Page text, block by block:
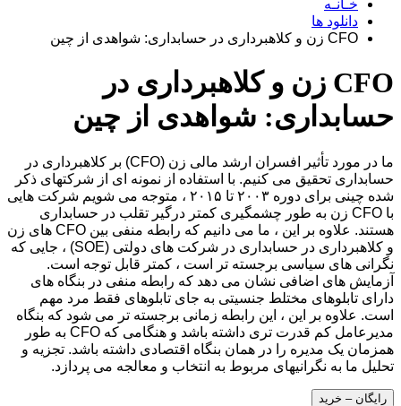
خـانـه
دانلود ها
CFO زن و کلاهبرداری در حسابداری: شواهدی از چین
CFO زن و کلاهبرداری در
حسابداری: شواهدی از چین
ما در مورد تأثیر افسران ارشد مالی زن (CFO) بر کلاهبرداری در
حسابداری تحقیق می کنیم. با استفاده از نمونه ای از شرکتهای ذکر
شده چینی برای دوره ۲۰۰۳ تا ۲۰۱۵ ، متوجه می شویم شرکت هایی
با CFO زن به طور چشمگیری کمتر درگیر تقلب در حسابداری
هستند. علاوه بر این ، ما می دانیم که رابطه منفی بین CFO های زن
و کلاهبرداری در حسابداری در شرکت های دولتی (SOE) ، جایی که
نگرانی های سیاسی برجسته تر است ، کمتر قابل توجه است.
آزمایش های اضافی نشان می دهد که رابطه منفی در بنگاه های
دارای تابلوهای مختلط جنسیتی به جای تابلوهای فقط مرد مهم
است. علاوه بر این ، این رابطه زمانی برجسته تر می شود که بنگاه
مدیرعامل کم قدرت تری داشته باشد و هنگامی که CFO به طور
همزمان یک مدیره را در همان بنگاه اقتصادی داشته باشد. تجزیه و
تحلیل ما به نگرانیهای مربوط به انتخاب و معالجه می پردازد.
رایگان – خرید